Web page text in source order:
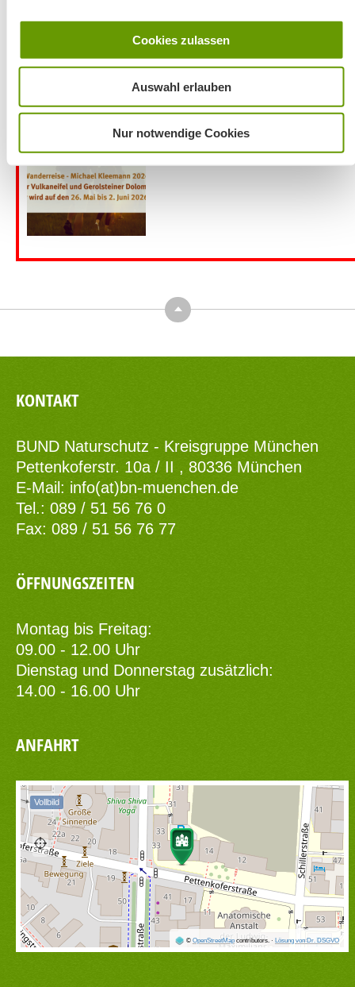
Cookies zulassen
Auswahl erlauben
Nur notwendige Cookies
Aktuelles zu den Wanderreisen von Michael Kleemann
2026
Top
KONTAKT
BUND Naturschutz - Kreisgruppe München
Pettenkoferstr. 10a / II , 80336 München
E-Mail: info(at)bn-muenchen.de
Tel.: 089 / 51 56 76 0
Fax: 089 / 51 56 76 77
ÖFFNUNGSZEITEN
Montag bis Freitag:
09.00 - 12.00 Uhr
Dienstag und Donnerstag zusätzlich:
14.00 - 16.00 Uhr
ANFAHRT
© OpenStreetMapcontributors. · Lösung von Dr. DSGVO
Vollbild